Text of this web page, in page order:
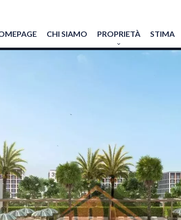
CHI SIAMO PROPRIETÀ STIMA